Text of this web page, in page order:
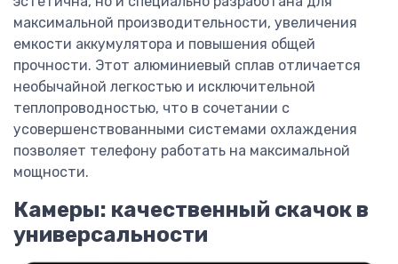
максимальной производительности, увеличения
емкости аккумулятора и повышения общей
прочности. Этот алюминиевый сплав отличается
необычайной легкостью и исключительной
теплопроводностью, что в сочетании с
усовершенствованными системами охлаждения
позволяет телефону работать на максимальной
мощности.
Камеры: качественный скачок в
универсальности